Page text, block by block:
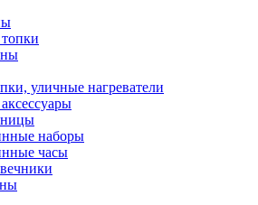
уличные нагреватели
наборы
часы